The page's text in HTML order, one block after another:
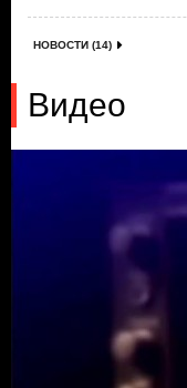
НОВОСТИ (14)
Видео